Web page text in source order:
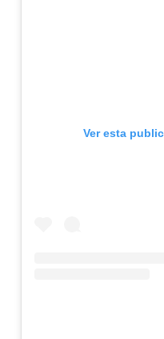
Ver esta